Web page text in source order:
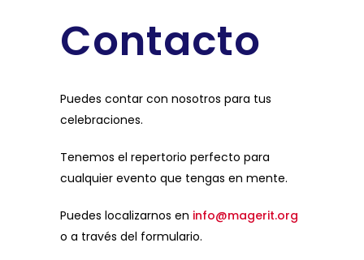
Contacto
Puedes contar con nosotros para tus
celebraciones.
Tenemos el repertorio perfecto para
cualquier evento que tengas en mente.
Puedes localizarnos en info@magerit.org
o a través del formulario.